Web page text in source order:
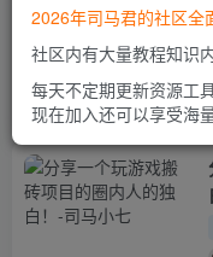
2026年司马君的社区全
社区内有大量教程知识
每天不定期更新资源工
现在加入还可以享受海